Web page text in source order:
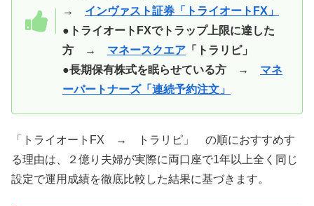
→ インヴァスト証券「トライオートFX」
●トライオートFXでトラップ上限に達した
方 → マネースクエア 「トラリピ」
●長期保有株式を眠らせている方 → マネ
ーパートナーズ「連続予約注文」
「トライオートFX → トラリピ」 の順におすすめす
る理由は、２億り夫婦が実際に両口座で1年以上全く同じ
設定で運用成績を徹底比較した結果に基づきます。